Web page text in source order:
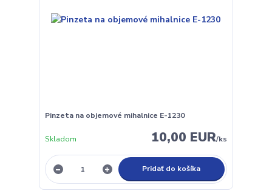
Pinzeta na objemové mihalnice E-1230
10,00 EUR/ks
Skladom
Pridať do košíka